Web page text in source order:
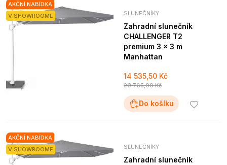
AKČNÍ NABÍDKA
V SHOWROOME
SLUNEČNÍKY
Zahradní slunečník
CHALLENGER T2
premium 3 x 3 m
Manhattan
14 535,50 Kč
20 765,00 Kč
Do košíku
AKČNÍ NABÍDKA
V SHOWROOME
SLUNEČNÍKY
Zahradní slunečník